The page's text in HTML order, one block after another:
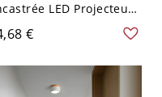
LED Projecteur
Rotatif
1-Lumière
- 110 V-120 V
Chaud 7w
€